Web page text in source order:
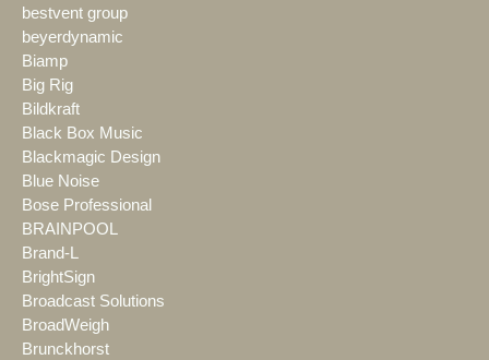
bestvent group
beyerdynamic
Biamp
Big Rig
Bildkraft
Black Box Music
Blackmagic Design
Blue Noise
Bose Professional
BRAINPOOL
Brand-L
BrightSign
Broadcast Solutions
BroadWeigh
Brunckhorst